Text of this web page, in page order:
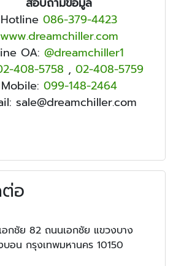
Hotline 086-379-4423
www.dreamchiller.com
OA: @dreamchiller1
408-5758 , 02-408-5759
Mobile: 099-148-2464
sale@dreamchiller.com
อ
อกชัย 82 ถนนเอกชัย แขวงบาง
บอน กรุงเทพมหานคร 10150